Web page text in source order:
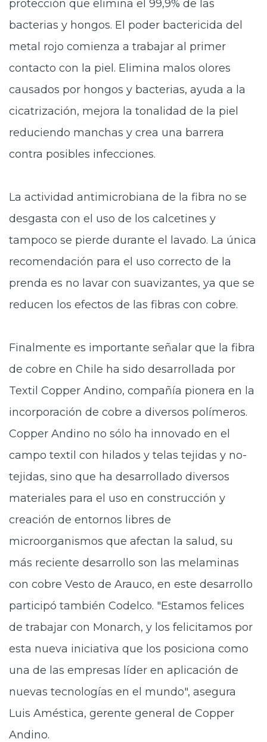
protección que elimina el 99,9% de las
bacterias y hongos. El poder bactericida del
metal rojo comienza a trabajar al primer
contacto con la piel. Elimina malos olores
causados por hongos y bacterias, ayuda a la
cicatrización, mejora la tonalidad de la piel
reduciendo manchas y crea una barrera
contra posibles infecciones.
La actividad antimicrobiana de la fibra no se
desgasta con el uso de los calcetines y
tampoco se pierde durante el lavado. La única
recomendación para el uso correcto de la
prenda es no lavar con suavizantes, ya que se
reducen los efectos de las fibras con cobre.
Finalmente es importante señalar que la fibra
de cobre en Chile ha sido desarrollada por
Textil Copper Andino, compañía pionera en la
incorporación de cobre a diversos polímeros.
Copper Andino no sólo ha innovado en el
campo textil con hilados y telas tejidas y no-
tejidas, sino que ha desarrollado diversos
materiales para el uso en construcción y
creación de entornos libres de
microorganismos que afectan la salud, su
más reciente desarrollo son las melaminas
con cobre Vesto de Arauco, en este desarrollo
participó también Codelco. "Estamos felices
de trabajar con Monarch, y los felicitamos por
esta nueva iniciativa que los posiciona como
una de las empresas líder en aplicación de
nuevas tecnologías en el mundo", asegura
Luis Améstica, gerente general de Copper
Andino.